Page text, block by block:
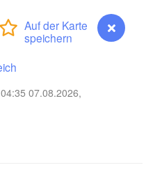
07.08.2026,
Poznań